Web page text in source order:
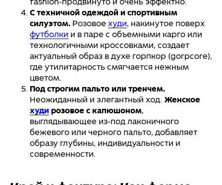
fashion-продвинуто и очень эффектно.
С техничной одеждой и спортивным
силуэтом. Розовое худи, накинутое поверх
футболки и в паре с объемными карго или
технологичными кроссовками, создает
актуальный образ в духе горпкор (gorpcore),
где утилитарность смягчается нежным
цветом.
Под строгим пальто или тренчем.
Неожиданный и элегантный ход. Женское
худи розовое с капюшоном,
выглядывающее из-под лаконичного
бежевого или черного пальто, добавляет
образу глубины, индивидуальности и
современности.